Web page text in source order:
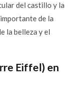
del castillo y la
de la
la belleza y el
Eiffel) en